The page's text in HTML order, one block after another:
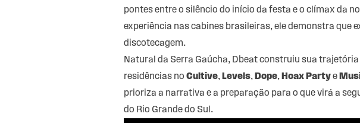
pontes entre o silêncio do início da festa e o clímax da
experiência nas cabines brasileiras, ele demonstra que
discotecagem.
Natural da Serra Gaúcha, Dbeat construiu sua
residências no Cultive, Levels, Dope, Hoax Partye
prioriza a narrativa e a preparação para o que virá a
do Rio Grande do Sul.